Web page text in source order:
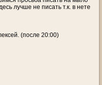
лучше не писать т.к. в нете
(после 20:00)